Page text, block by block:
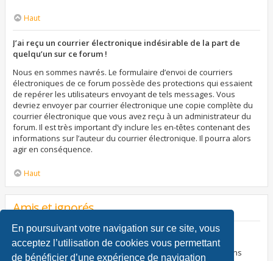
En poursuivant votre navigation sur ce site, vous
acceptez l’utilisation de cookies vous permettant
de bénéficier d’une expérience de navigation
Haut
J’ai reçu un courrier électronique indésirable de la part de
quelqu’un sur ce forum !
Nous en sommes navrés. Le formulaire d’envoi de courriers
électroniques de ce forum possède des protections qui essaient
de repérer les utilisateurs envoyant de tels messages. Vous
devriez envoyer par courrier électronique une copie complète du
courrier électronique que vous avez reçu à un administrateur du
forum. Il est très important d’y inclure les en-têtes contenant des
informations sur l’auteur du courrier électronique. Il pourra alors
agir en conséquence.
Haut
Amis et ignorés
À quoi sert ma liste d’amis et d’ignorés ?
Vous pouvez utiliser ces listes afin d’organiser et trier certains